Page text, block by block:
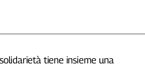
tiene insieme una